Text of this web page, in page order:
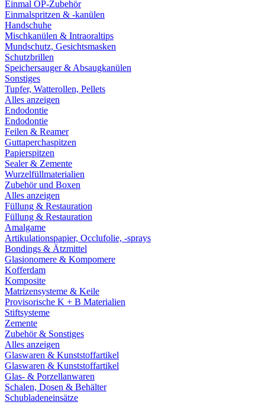
Einmal OP-Zubehör
Einmalspritzen & -kanülen
Handschuhe
Mischkanülen & Intraoraltips
Mundschutz, Gesichtsmasken
Schutzbrillen
Speichersauger & Absaugkanülen
Sonstiges
Tupfer, Watterollen, Pellets
Alles anzeigen
Endodontie
Endodontie
Feilen & Reamer
Guttaperchaspitzen
Papierspitzen
Sealer & Zemente
Wurzelfüllmaterialien
Zubehör und Boxen
Alles anzeigen
Füllung & Restauration
Füllung & Restauration
Amalgame
Artikulationspapier, Occlufolie, -sprays
Bondings & Ätzmittel
Glasionomere & Kompomere
Kofferdam
Komposite
Matrizensysteme & Keile
Provisorische K + B Materialien
Stiftsysteme
Zemente
Zubehör & Sonstiges
Alles anzeigen
Glaswaren & Kunststoffartikel
Glaswaren & Kunststoffartikel
Glas- & Porzellanwaren
Schalen, Dosen & Behälter
Schubladeneinsätze